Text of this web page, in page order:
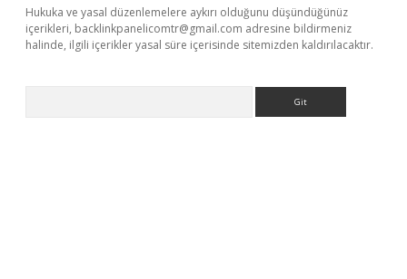
Hukuka ve yasal düzenlemelere aykırı olduğunu düşündüğünüz
içerikleri, backlinkpanelicomtr@gmail.com adresine bildirmeniz
halinde, ilgili içerikler yasal süre içerisinde sitemizden kaldırılacaktır.